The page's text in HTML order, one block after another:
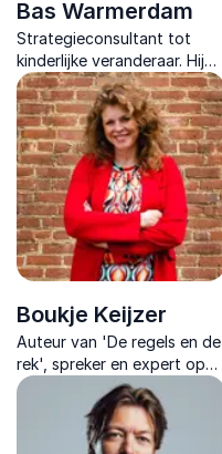
Bas Warmerdam
Strategieconsultant tot
kinderlijke veranderaar. Hij
laat organisaties opnieuw
denken en creëren, met
kinderlogica als sleutel tot
innovatie.
Boukje Keijzer
Auteur van 'De regels en de
rek', spreker en expert op
het gebied van regels, rek
en verandering. Laat mensen
ervaren dat er veel meer